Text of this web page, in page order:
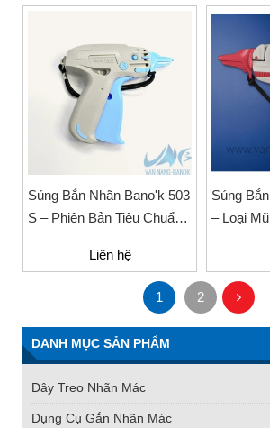
Súng Bắn Nhãn Bano'k 503
S – Phiên Bản Tiêu Chuẩn
Ngành May
Liên hệ
Súng
– Loại
1 2
DANH MỤC SẢN PHẨM
Dây Treo Nhãn Mác
Dụng Cụ Gắn Nhãn Mác